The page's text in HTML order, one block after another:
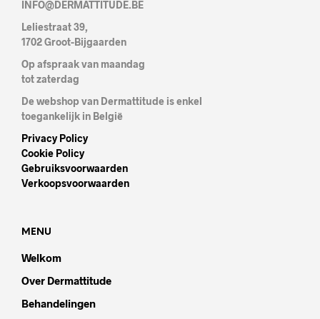
INFO@DERMATTITUDE.BE
Leliestraat 39,
1702 Groot-Bijgaarden
Op afspraak van maandag
tot zaterdag
De webshop van Dermattitude is enkel
toegankelijk in België
Privacy Policy
Cookie Policy
Gebruiksvoorwaarden
Verkoopsvoorwaarden
MENU
Welkom
Over Dermattitude
Behandelingen